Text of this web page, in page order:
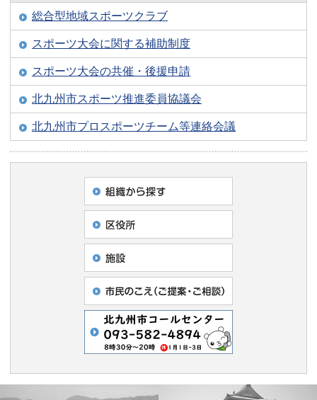
総合型地域スポーツクラブ
スポーツ大会に関する補助制度
スポーツ大会の共催・後援申請
北九州市スポーツ推進委員協議会
北九州市プロスポーツチーム等連絡会議